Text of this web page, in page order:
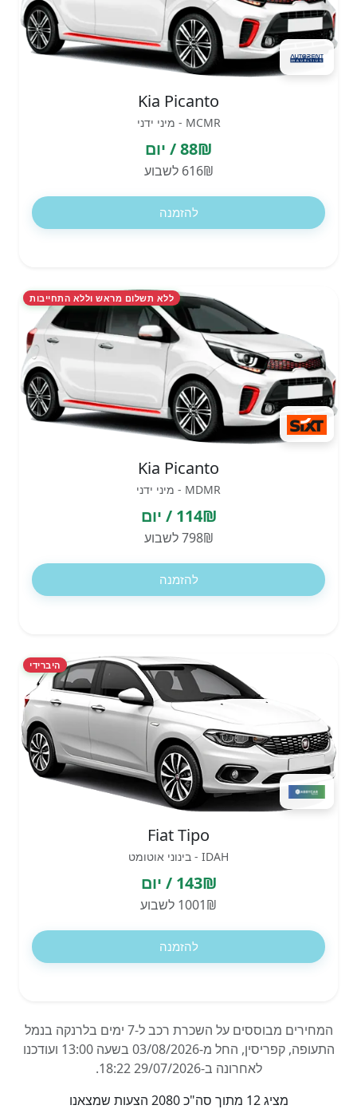
Kia Picanto
MCMR - מיני ידני
88₪ / יום
616₪ לשבוע
להזמנה
ללא תשלום מראש וללא התחייבות
Kia Picanto
MDMR - מיני ידני
114₪ / יום
798₪ לשבוע
להזמנה
היברידי
Fiat Tipo
IDAH - בינוני אוטומט
143₪ / יום
1001₪ לשבוע
להזמנה
המחירים מבוססים על השכרת רכב ל-7 ימים בלרנקה בנמל
התעופה, קפריסין, החל מ-03/08/2026 בשעה 13:00 ועודכנו
לאחרונה ב-29/07/2026 18:22.
מציג 12 מתוך סה"כ 2080 הצעות שמצאנו